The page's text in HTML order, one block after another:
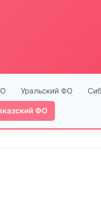
Уральский ФО
ФО